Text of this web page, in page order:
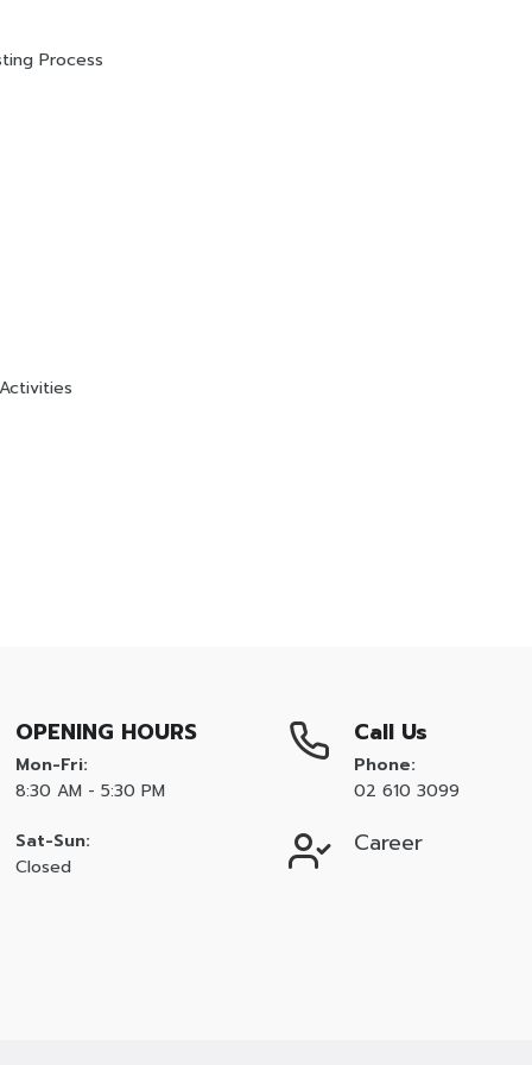
Process
OPENING HOURS
Mon-Fri:
8:30 AM - 5:30 PM
Sat-Sun:
Closed
Call Us
Phone:
02 610 3099
Career